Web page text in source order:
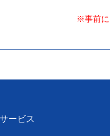
※事前に
サービス